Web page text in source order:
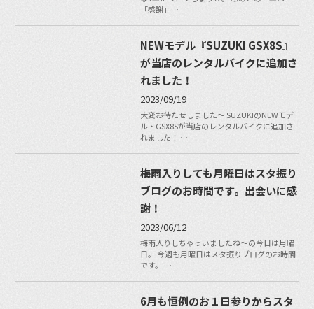
「感謝」…
NEWモデル『SUZUKI GSX8S』
が当店のレンタルバイクに追加さ
れました！
2023/09/19
大変お待たせしました〜 SUZUKIのNEWモデ
ル・GSX8Sが当店のレンタルバイクに追加さ
れました！ …
梅雨入りしても月曜日はスタ振り
ブログのお時間です。出会いに感
謝！
2023/06/12
梅雨入りしちゃっいましたね〜の今日は月曜
日。 今週も月曜日はスタ振りブログのお時間
です。 …
6月も恒例のお１日参りからスタ